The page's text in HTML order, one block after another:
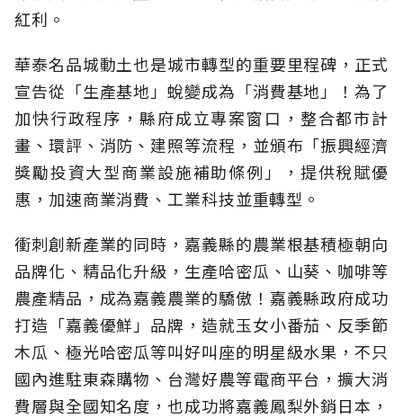
紅利。
華泰名品城動土也是城市轉型的重要里程碑，正式
宣告從「生產基地」蛻變成為「消費基地」！為了
加快行政程序，縣府成立專案窗口，整合都市計
畫、環評、消防、建照等流程，並頒布「振興經濟
獎勵投資大型商業設施補助條例」，提供稅賦優
惠，加速商業消費、工業科技並重轉型。
衝刺創新產業的同時，嘉義縣的農業根基積極朝向
品牌化、精品化升級，生產哈密瓜、山葵、咖啡等
農產精品，成為嘉義農業的驕傲！嘉義縣政府成功
打造「嘉義優鮮」品牌，造就玉女小番茄、反季節
木瓜、極光哈密瓜等叫好叫座的明星級水果，不只
國內進駐東森購物、台灣好農等電商平台，擴大消
費層與全國知名度，也成功將嘉義鳳梨外銷日本，